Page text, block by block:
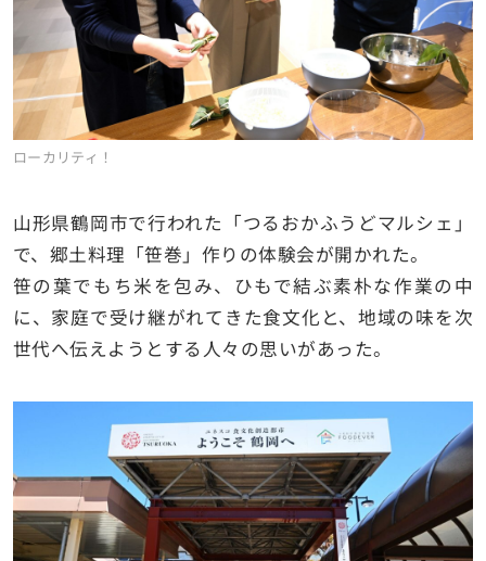
ローカリティ！
山形県鶴岡市で行われた「つるおかふうどマルシェ」
で、郷土料理「笹巻」作りの体験会が開かれた。
笹の葉でもち米を包み、ひもで結ぶ素朴な作業の中
に、家庭で受け継がれてきた食文化と、地域の味を次
世代へ伝えようとする人々の思いがあった。